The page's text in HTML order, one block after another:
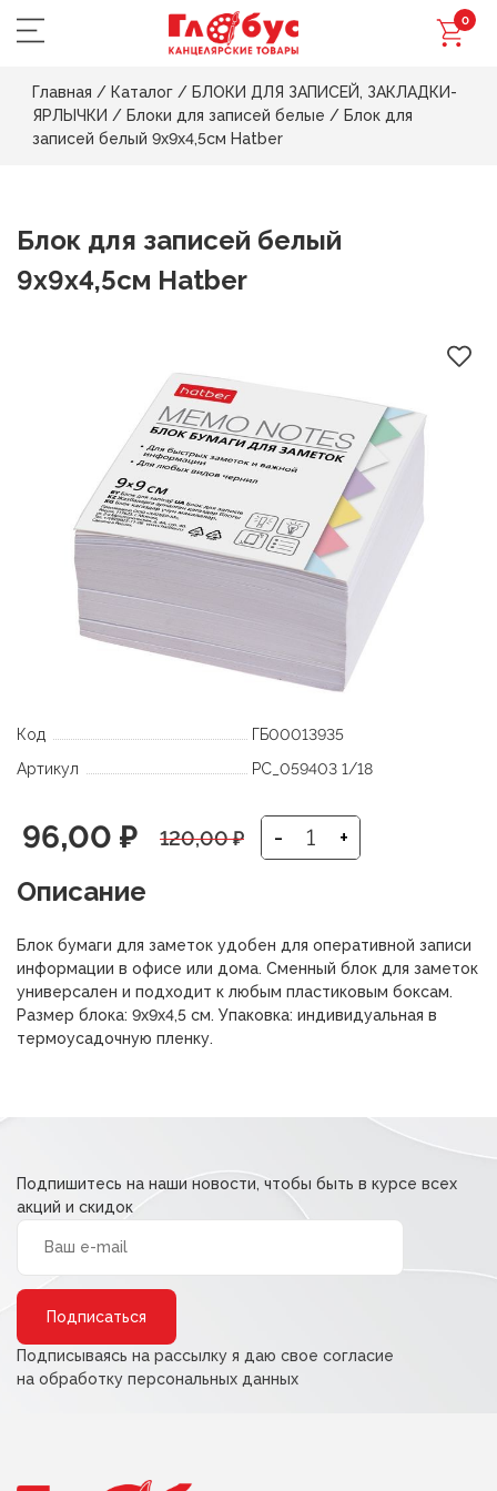
0
Главная / Каталог / БЛОКИ ДЛЯ ЗАПИСЕЙ, ЗАКЛАДКИ-
ЯРЛЫЧКИ / Блоки для записей белые / Блок для
записей белый 9х9х4,5см Hatber
Блок для записей белый
9х9х4,5см Hatber
Код
ГБ00013935
Артикул
PC_059403 1/18
120,00₽
Первоначальная
цена
составляла
120,00 ₽.
96,00 ₽
Текущая
цена:
96,00 ₽.
- +
Описание
Блок бумаги для заметок удобен для оперативной записи
информации в офисе или дома. Сменный блок для заметок
универсален и подходит к любым пластиковым боксам.
Размер блока: 9х9х4,5 см. Упаковка: индивидуальная в
термоусадочную пленку.
Подпишитесь на наши новости, чтобы быть в курсе всех
акций и скидок
Подписываясь на рассылку я даю свое согласие
на обработку персональных данных